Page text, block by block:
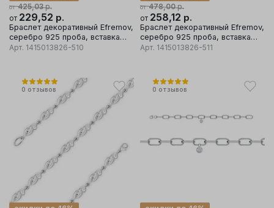
от 425,03р.
от 229,52 р.
Браслет декоративный Efremov,
серебро 925 проба, вставка
хризолит
Арт. 1415013826-510
от 478,00р.
от 258,12 р.
Браслет декоративный Efremov,
серебро 925 проба, вставка
хризолит
Арт. 1415013826-511
0 отзывов 0 отзывов